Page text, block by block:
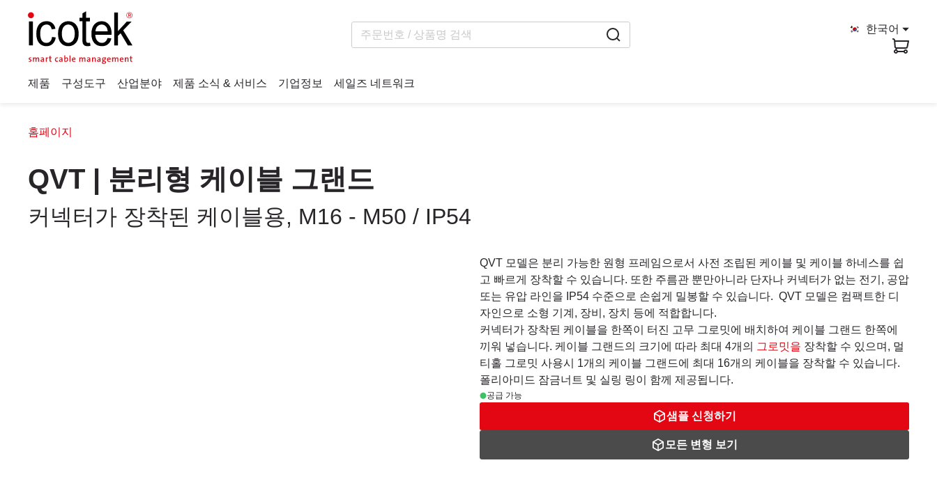
한국어
제품 구성도구 산업분야 제품 소식 & 서비스 기업정보 세일즈 네트워크
홈페이지
QVT | 분리형 케이블 그랜드
커넥터가 장착된 케이블용, M16 - M50 / IP54
QVT 모델은 분리 가능한 원형 프레임으로서 사전 조립된 케이블 및 케이블 하네스를 쉽
고 빠르게 장착할 수 있습니다. 또한 주름관 뿐만아니라 단자나 커넥터가 없는 전기, 공압
또는 유압 라인을 IP54 수준으로 손쉽게 밀봉할 수 있습니다. QVT 모델은 컴팩트한 디
자인으로 소형 기계, 장비, 장치 등에 적합합니다.
커넥터가 장착된 케이블을 한쪽이 터진 고무 그로밋에 배치하여 케이블 그랜드 한쪽에
끼워 넣습니다. 케이블 그랜드의 크기에 따라 최대 4개의 그로밋을 장착할 수 있으며, 멀
티홀 그로밋 사용시 1개의 케이블 그랜드에 최대 16개의 케이블을 장착할 수 있습니다.
폴리아미드 잠금너트 및 실링 링이 함께 제공됩니다.
공급 가능
샘플 신청하기
모든 변형 보기